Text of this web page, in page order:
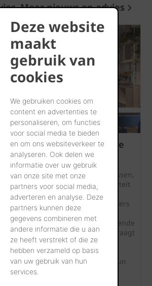
Deze website
maakt
gebruik van
cookies
We gebruiken cookies om
content en advertenties te
personaliseren, om functies
voor social media te bieden
en om ons websiteverkeer te
analyseren. Ook delen we
informatie over uw gebruik
van onze site met onze
partners voor social media,
adverteren en analyse. Deze
partners kunnen deze
gegevens combineren met
andere informatie die u aan
ze heeft verstrekt of die ze
hebben verzameld op basis
van uw gebruik van hun
services.
Meer nieuws en advies
uw interieur: zo past u ze
traditioneel gebruikt voor terrassen,
Met de hernieuwde populariteit
materialen zijn ook
een comeback bezig. Kleiklinkers
plaatje. Door zowel binnen als
te leggen, kan een boeiende
tussen de ruimtes, wat bijdraagt
het geheel. Een geslaagde
echter een doordachte aanpak.
u waar kleiklinkers het best tot hun
u rekening mee houdt bij de